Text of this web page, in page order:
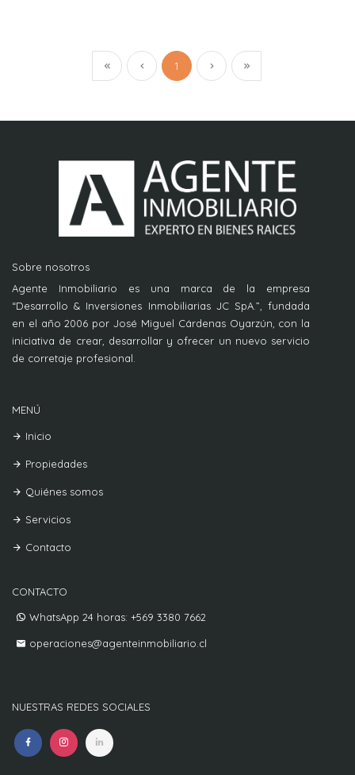
1
Sobre nosotros
Agente Inmobiliario es una marca de la empresa
“Desarrollo & Inversiones Inmobiliarias JC SpA.”, fundada
en el año 2006 por José Miguel Cárdenas Oyarzún, con la
iniciativa de crear, desarrollar y ofrecer un nuevo servicio
de corretaje profesional.
MENÚ
Inicio
Propiedades
Quiénes somos
Servicios
Contacto
CONTACTO
WhatsApp 24 horas: +569 3380 7662
operaciones@agenteinmobiliario.cl
NUESTRAS REDES SOCIALES